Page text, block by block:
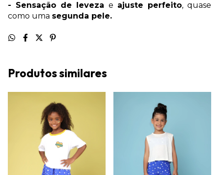
- Sensação de leveza e ajuste perfeito, quase
como uma segunda pele.
Produtos similares